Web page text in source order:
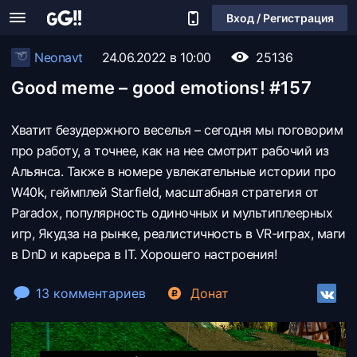
Вход / Регистрация
Neonavt 24.06.2022 в 10:00 25136
Good meme – good emotions! #157
Хватит безудержного веселья – сегодня мы поговорим
про работу, а точнее, как на нее смотрит рабочий из
Альянса. Также в номере увлекательные истории про
W40k, геймплей Starfield, масштабная стратегия от
Paradox, популярность одиночных и мультиплеерных
игр, Якудза на рынке, реалистичность в VR-играх, маги
в DnD и карьера в IT. Хорошего настроения!
13 комментариев Донат